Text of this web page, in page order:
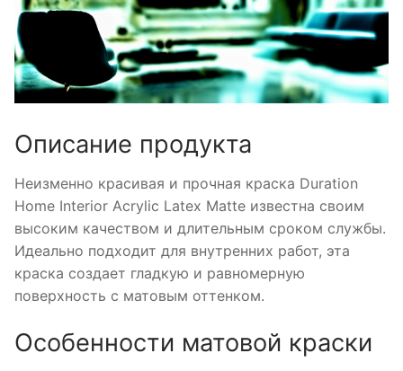
Описание продукта
Неизменно красивая и прочная краска Duration
Home Interior Acrylic Latex Matte известна своим
высоким качеством и длительным сроком службы.
Идеально подходит для внутренних работ, эта
краска создает гладкую и равномерную
поверхность с матовым оттенком.
Особенности матовой краски